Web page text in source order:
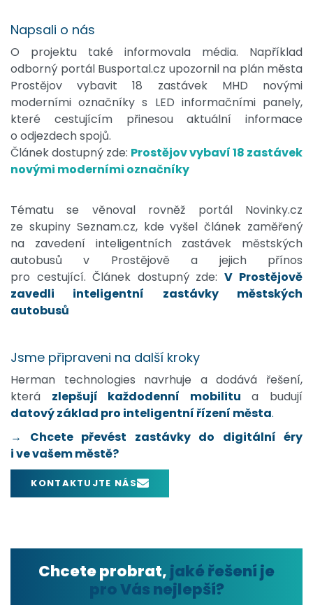
Napsali o nás
O projektu také informovala média. Například
odborný portál Busportal.cz upozornil na plán města
Prostějov vybavit 18 zastávek MHD novými
moderními označníky s LED informačními panely,
které cestujícím přinesou aktuální informace
o odjezdech spojů.
Článek dostupný zde: Prostějov vybaví 18 zastávek
novými moderními označníky
Tématu se věnoval rovněž portál Novinky.cz
ze skupiny Seznam.cz, kde vyšel článek zaměřený
na zavedení inteligentních zastávek městských
autobusů v Prostějově a jejich přínos
pro cestující. Článek dostupný zde: V Prostějově
zavedli inteligentní zastávky městských
autobusů
Jsme připraveni na další kroky
Herman technologies navrhuje a dodává řešení,
která zlepšují každodenní mobilitu a budují
datový základ pro inteligentní řízení města.
→ Chcete převést zastávky do digitální éry
i ve vašem městě?
KONTAKTUJTE NÁS
Chcete probrat,jaké řešení je
pro Vás nejlepší?